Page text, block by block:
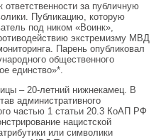
за публичную
Публикацию, которую
под ником «Воинк»,
экстремизму МВД
Парень опубликовал
общественного
единство»*.
– 20-летний нижнекамец. В
административного
частью 1 статьи 20.3 КоАП РФ
нацистской
или символики